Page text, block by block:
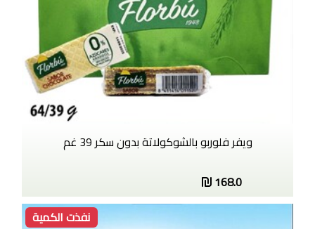
ويفر فلوربو بالشوكولاتة بدون سكر 39 غم
168.0
نفذت الكمية